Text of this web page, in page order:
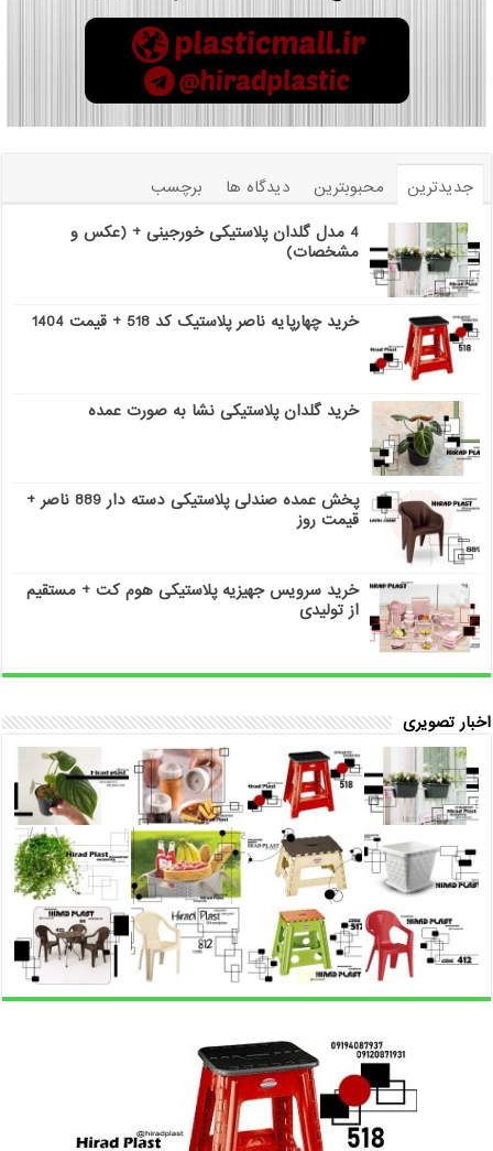
جدیدترین محبوبترین دیدگاه ها
برچسب
4 مدل گلدان پلاستیکی خورجینی + (عکس و
مشخصات)
خرید چهارپایه ناصر پلاستیک کد 518 + قیمت 1404
خرید گلدان پلاستیکی نشا به صورت عمده
پخش عمده صندلی پلاستیکی دسته دار 889 ناصر +
قیمت روز
خرید سرویس جهیزیه پلاستیکی هوم کت + مستقیم
از تولیدی
اخبار تصویری